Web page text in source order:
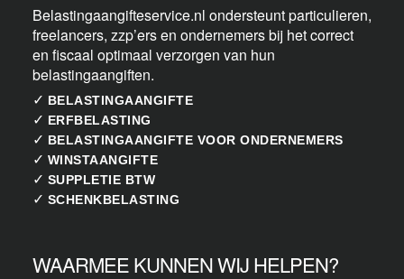
Belastingaangifteservice.nl ondersteunt particulieren,
freelancers, zzp’ers en ondernemers bij het correct
en fiscaal optimaal verzorgen van hun
belastingaangiften.
✓ BELASTINGAANGIFTE
✓ ERFBELASTING
✓ BELASTINGAANGIFTE VOOR ONDERNEMERS
✓ WINSTAANGIFTE
✓ SUPPLETIE BTW
✓ SCHENKBELASTING
WAARMEE KUNNEN WIJ HELPEN?